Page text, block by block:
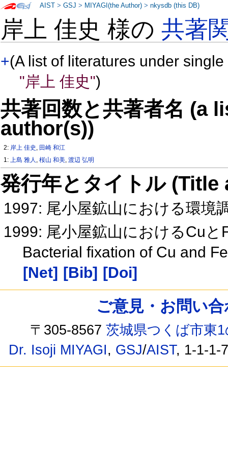
岸上 佳史 様の共著
+(A list of literatures under
"岸上 佳史")
共著回数と共著者名 (a
author(s))
2: 岸上 佳史 , 田崎 和江
1:上島 雅人 ,桜山 和美,渡辺 弘明
発行年とタイトル
1997: 尾小屋鉱山における環境
1999: 尾小屋鉱山におけるCu
Bacterial fixation of Cu and
[Net] [Bib] [Doi]
AIST >GSJ > MIYAGI(the Author) >nkysdb (this DB)
ご意見・お問い
〒305-8567茨城県つくば市東
Dr. Isoji MIYAGI, GSJ/AIST, 1-1-1-